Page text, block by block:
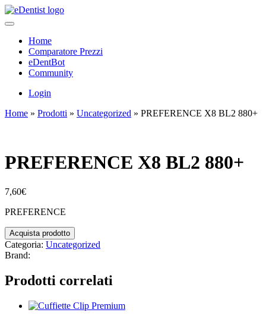
Home
Comparatore Prezzi
eDentBot
Community
Login
Home » Prodotti » Uncategorized » PREFERENCE X8 BL2 880+
PREFERENCE X8 BL2 880+
7,60€
PREFERENCE
Acquista prodotto
Categoria: Uncategorized
Brand:
Prodotti correlati